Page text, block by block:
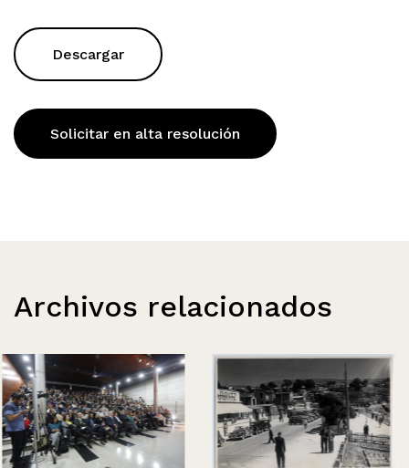
Descargar
Solicitar en alta resolución
Archivos relacionados